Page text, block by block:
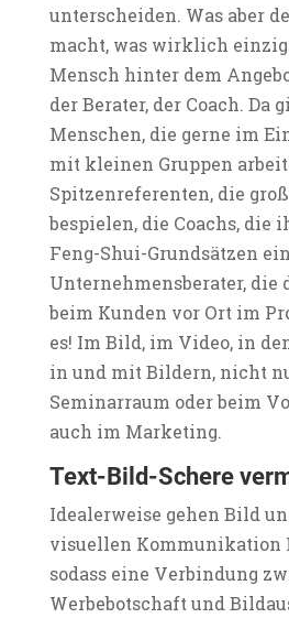
unterscheiden. Was aber
macht, was wirklich
Mensch hinter dem
der Berater, der Coach. Da
Menschen, die gerne im
mit kleinen Gruppen
Spitzenreferenten, die
bespielen, die Coachs, die
Feng-Shui-Grundsätzen
Unternehmensberater, die
beim Kunden vor Ort im
es! Im Bild, im Video, in
in und mit Bildern, nicht
Seminarraum oder beim
auch im Marketing.
Text-Bild-Schere
Idealerweise gehen Bild
visuellen Kommunikation
sodass eine Verbindung
Werbebotschaft und